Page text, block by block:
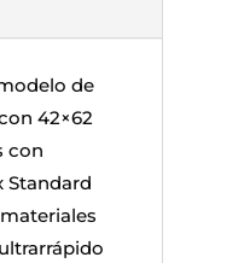
de
42×62
con
Standard